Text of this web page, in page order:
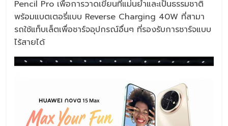
Pencil Pro เพื่อการวาดเขียนที่แม่นยำและเป็นธรรมชาติ
พร้อมแบตเตอรี่แบบ Reverse Charging 40W ที่สามา
รถใช้แท็บเล็ตเพื่อชาร์จอุปกรณ์อื่นๆ ที่รองรับการชาร์จแบบ
ไร้สายได้